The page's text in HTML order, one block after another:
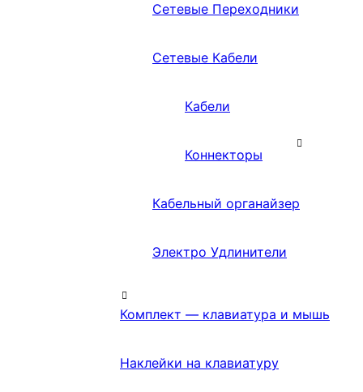
Сетевые Переходники
Сетевые Кабели
Кабели
Коннекторы
Кабельный органайзер
Электро Удлинители
Комплект — клавиатура и мышь
Наклейки на клавиатуру